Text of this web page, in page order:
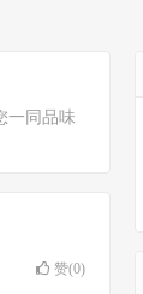
一同品味
赞(0)